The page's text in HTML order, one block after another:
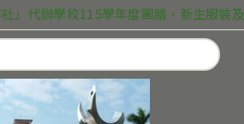
社」代辦學校115學年度團膳、新生服裝